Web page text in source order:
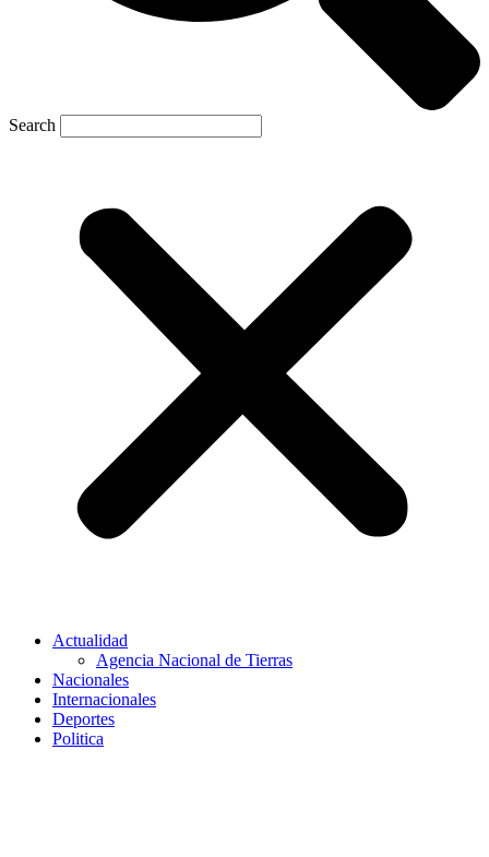
Search
Actualidad
Agencia Nacional de Tierras
Nacionales
Internacionales
Deportes
Politica